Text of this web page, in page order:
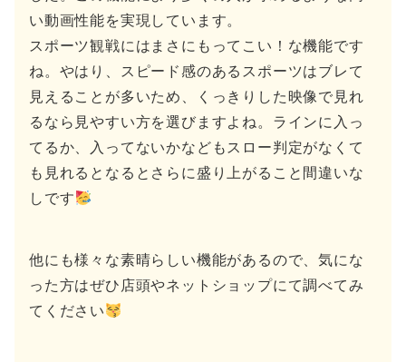
い動画性能を実現しています。
スポーツ観戦にはまさにもってこい！な機能です
ね。やはり、スピード感のあるスポーツはブレて
見えることが多いため、くっきりした映像で見れ
るなら見やすい方を選びますよね。ラインに入っ
てるか、入ってないかなどもスロー判定がなくて
も見れるとなるとさらに盛り上がること間違いな
しです
他にも様々な素晴らしい機能があるので、気にな
った方はぜひ店頭やネットショップにて調べてみ
てください